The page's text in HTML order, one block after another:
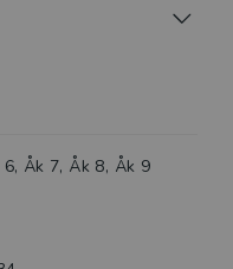
djupet förstå
Åk 7, Åk 8, Åk 9